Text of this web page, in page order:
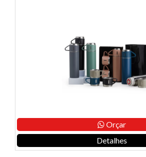
Orçar
Detalhes